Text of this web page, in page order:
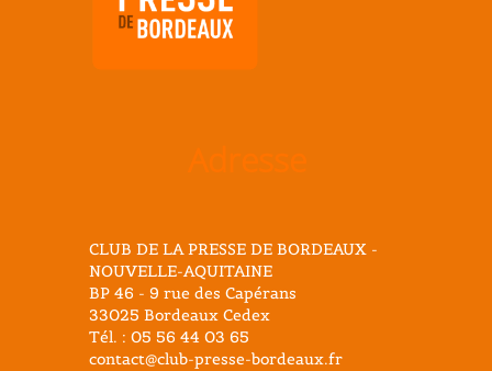
CLUB DE LA PRESSE DE BORDEAUX -
NOUVELLE-AQUITAINE
BP 46 - 9 rue des Capérans
33025 Bordeaux Cedex
Tél. : 05 56 44 03 65
contact@club-presse-bordeaux.fr